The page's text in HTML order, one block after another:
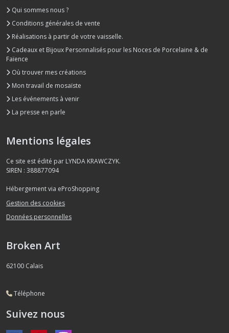
Qui sommes nous ?
Conditions générales de vente
Réalisations à partir de votre vaisselle.
Cadeaux et Bijoux Personnalisés pour les Noces de Porcelaine & de
Faïence
Où trouver mes créations
Mon travail de mosaïste
Les événements à venir
La presse en parle
Mentions légales
Ce site est édité par LYNDA KRAWCZYK.
SIREN : 388877094
Hébergement via eProShopping
Gestion des cookies
Données personnelles
Broken Art
62100 Calais
Téléphone
Suivez nous